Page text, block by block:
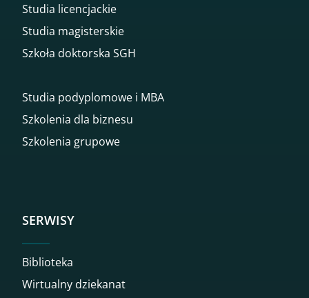
Studia licencjackie
Studia magisterskie
Szkoła doktorska SGH
Studia podyplomowe i MBA
Szkolenia dla biznesu
Szkolenia grupowe
SERWISY
Biblioteka
Wirtualny dziekanat